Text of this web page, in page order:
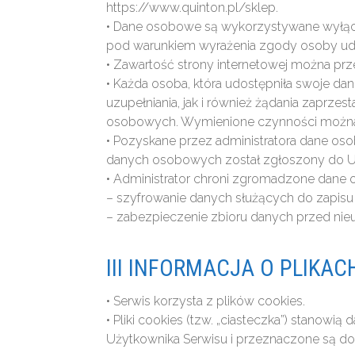
https://www.quinton.pl/sklep.
• Dane osobowe są wykorzystywane
pod warunkiem wyrażenia zgody osoby
• Zawartość strony internetowej można
• Każda osoba, która udostępniła swoje
uzupełniania, jak i również żądania
osobowych. Wymienione czynności
• Pozyskane przez administratora dane
danych osobowych został zgłoszony do
• Administrator chroni zgromadzone
– szyfrowanie danych służących do
– zabezpieczenie zbioru danych przed
III INFORMACJA O
• Serwis korzysta z plików cookies.
• Pliki cookies (tzw. „ciasteczka”)
Użytkownika Serwisu i przeznaczone są